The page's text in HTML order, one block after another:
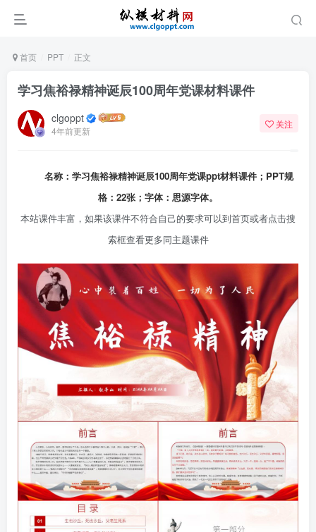
首页 PPT 正文
学习焦裕禄精神诞辰100周年党课材料课件
clgoppt
4年前更新
关注
名称：学习焦裕禄精神诞辰100周年党课ppt材料课件；PPT规
格：22张；字体：思源字体。
本站课件丰富，如果该课件不符合自己的要求可以到首页或者点击搜
索框查看更多同主题课件